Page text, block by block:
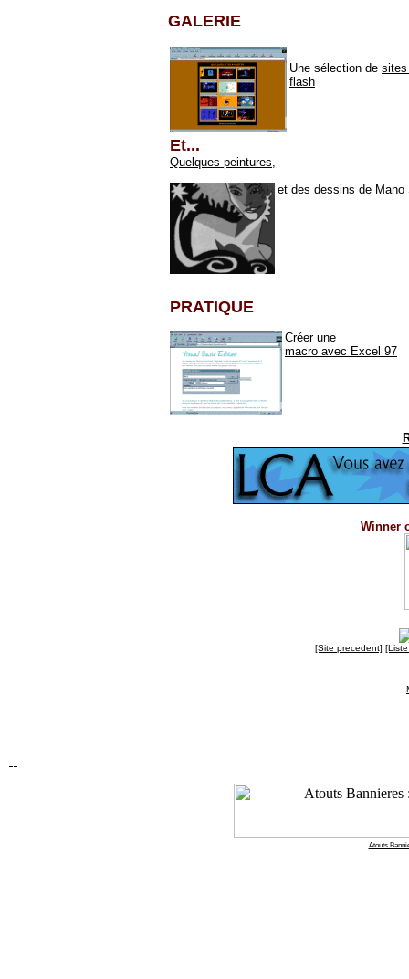
GALERIE
Une sélection de sites
flash
Et...
Quelques peintures,
et des dessins de Mano
PRATIQUE
Créer une
macro avec Excel 97
Winner
[Site precedent]
Atouts